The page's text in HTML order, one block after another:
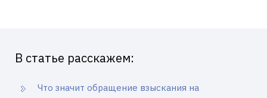
В статье расскажем:
Что значит обращение взыскания на